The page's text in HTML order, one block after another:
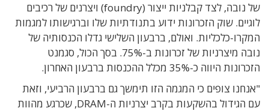
של נובה, לצד קבלניות ייצור (foundry) ויצרנים של רכיבים
לוגיים. שוק הזכרונות ידוע בתנודתיות שלו וברגישותו למגמות
המקרו-כלכליות. ואולם, ברבעון השלישי גדלו הכנסותיה של
נובה מיצרניות של זכרונות ב-75%. בסך הכול, סגמנט
הזכרונות היווה כ-35% מכלל ההכנסות ברבעון האחרון.
"אנחנו צופים כי המגמה הזו תימשך גם ברבעון הרביעי, וזאת
עם הגידול בהשקעות בקרב יצרניות ה-DRAM, שכרגע מהוות